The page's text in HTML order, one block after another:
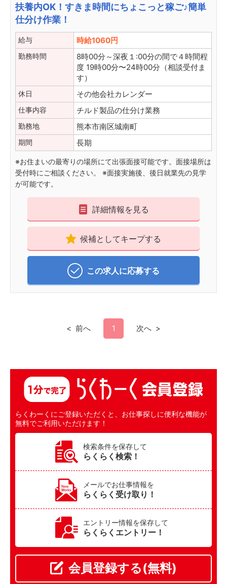
扶養内OK！すきま時間にちょこっと稼ご♪簡単
仕分け作業！
給与 時給1060円
勤務時間
8時00分～深夜１:00分の間で４時間程
度 19時00分〜24時00分（相談受付ま
す）
休日 その他会社カレンダー
仕事内容 チルド製品の仕分け業務
勤務地 熊本市南区城南町
期間 長期
※お住まいの最寄りの場所にて出張面接可能です。面接場所は
受付時にご相談ください。 ※面接実施後、後日就業先の見学
が可能です。
詳細情報を見る
候補としてキープする
この求人に応募する
前へ 1 次へ
らくわーくにご登録いただくと、お仕事探しに便利な機能が
無料でご利用いただけます！
検索条件を保存して
らくらく検索！
メールでお仕事情報を
らくらく受け取り！
エントリー情報を保存して
らくらくエントリー！
会員登録する(無料)